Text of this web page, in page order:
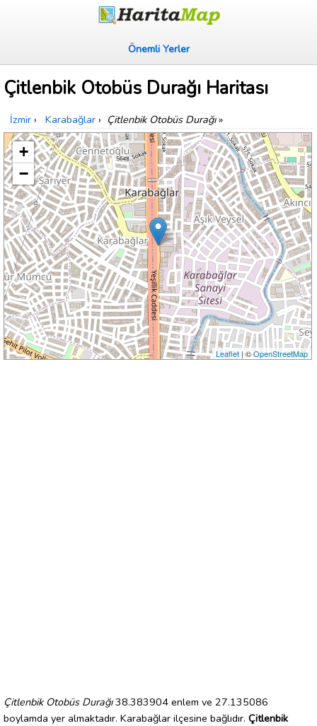
Önemli Yerler
Çitlenbik Otobüs Durağı Haritası
İzmir › Karabağlar › Çitlenbik Otobüs Durağı»
+
−
Leaflet| ©OpenStreetMap
Çitlenbik Otobüs Durağı38.383904 enlem ve 27.135086
boylamda yer almaktadır. Karabağlar ilçesine bağlıdır. Çitlenbik